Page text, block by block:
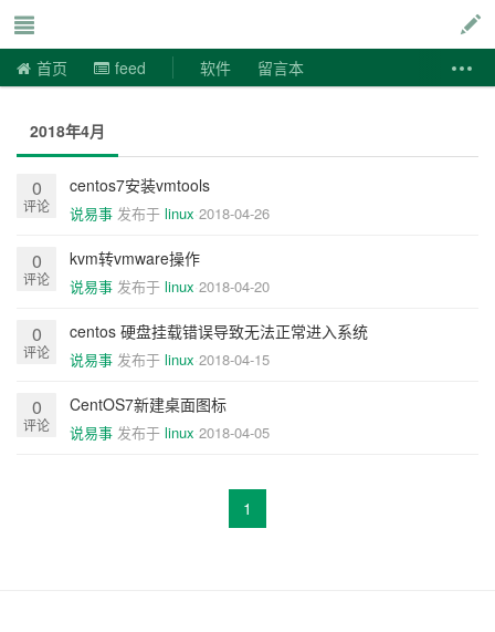
首页 feed 软件 留言本
2018年4月
0
评论
centos7安装vmtools
说易事 发布于 linux 2018-04-26
0
评论
kvm转vmware操作
说易事 发布于 linux 2018-04-20
0
评论
centos 硬盘挂载错误导致无法正常进入系统
说易事 发布于 linux 2018-04-15
0
评论
CentOS7新建桌面图标
说易事 发布于 linux 2018-04-05
1